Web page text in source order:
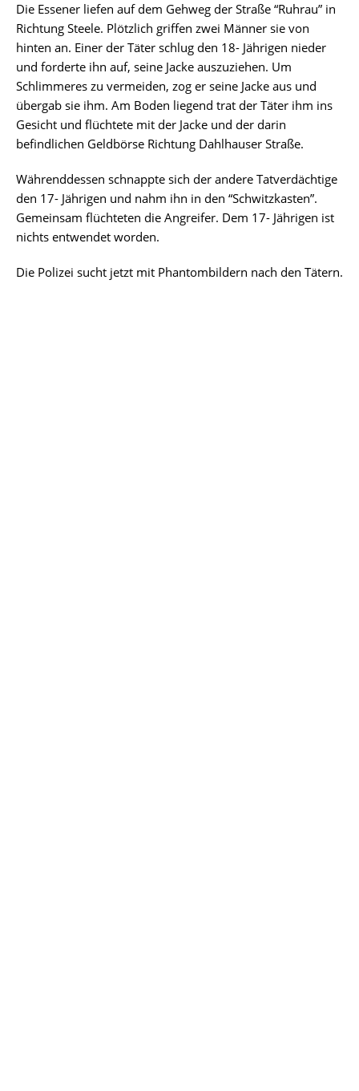
Die Essener liefen auf dem Gehweg der Straße “Ruhrau” in
Richtung Steele. Plötzlich griffen zwei Männer sie von
hinten an. Einer der Täter schlug den 18- Jährigen nieder
und forderte ihn auf, seine Jacke auszuziehen. Um
Schlimmeres zu vermeiden, zog er seine Jacke aus und
übergab sie ihm. Am Boden liegend trat der Täter ihm ins
Gesicht und flüchtete mit der Jacke und der darin
befindlichen Geldbörse Richtung Dahlhauser Straße.
Währenddessen schnappte sich der andere Tatverdächtige
den 17- Jährigen und nahm ihn in den “Schwitzkasten”.
Gemeinsam flüchteten die Angreifer. Dem 17- Jährigen ist
nichts entwendet worden.
Die Polizei sucht jetzt mit Phantombildern nach den Tätern.